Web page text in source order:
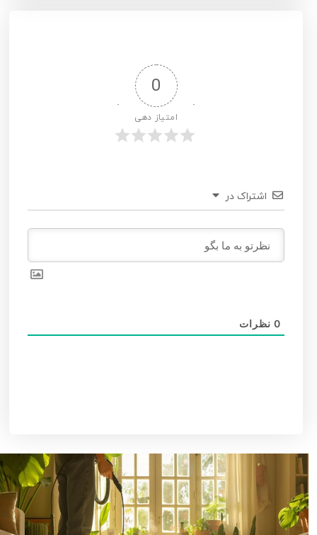
0
امتیاز دهی
اشتراک در
0 نظرات